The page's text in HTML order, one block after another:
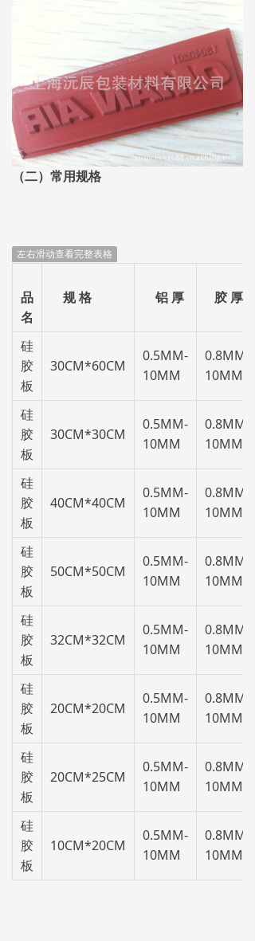
（二）常用规格
左右滑动查看完整表格
品
名
规 格 铝 厚 胶 厚
硅
胶
板
30CM*60CM
0.5MM-
10MM
0.8MM-
10MM
硅
胶
板
30CM*30CM
0.5MM-
10MM
0.8MM-
10MM
硅
胶
板
40CM*40CM
0.5MM-
10MM
0.8MM-
10MM
硅
胶
板
50CM*50CM
0.5MM-
10MM
0.8MM-
10MM
硅
胶
板
32CM*32CM
0.5MM-
10MM
0.8MM-
10MM
硅
胶
板
20CM*20CM
0.5MM-
10MM
0.8MM-
10MM
硅
胶
板
20CM*25CM
0.5MM-
10MM
0.8MM-
10MM
硅
胶
板
10CM*20CM
0.5MM-
10MM
0.8MM-
10MM